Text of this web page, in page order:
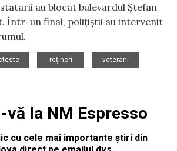
au blocat bulevardul Ștefan
Într-un final, polițiștii au intervenit
rețineri
veterani
vă la NM Espresso
cu cele mai importante știri din